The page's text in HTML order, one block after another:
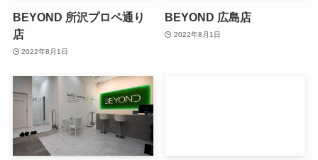
BEYOND 所沢プロペ通り
店
2022年8月1日
BEYOND 広島店
2022年8月1日